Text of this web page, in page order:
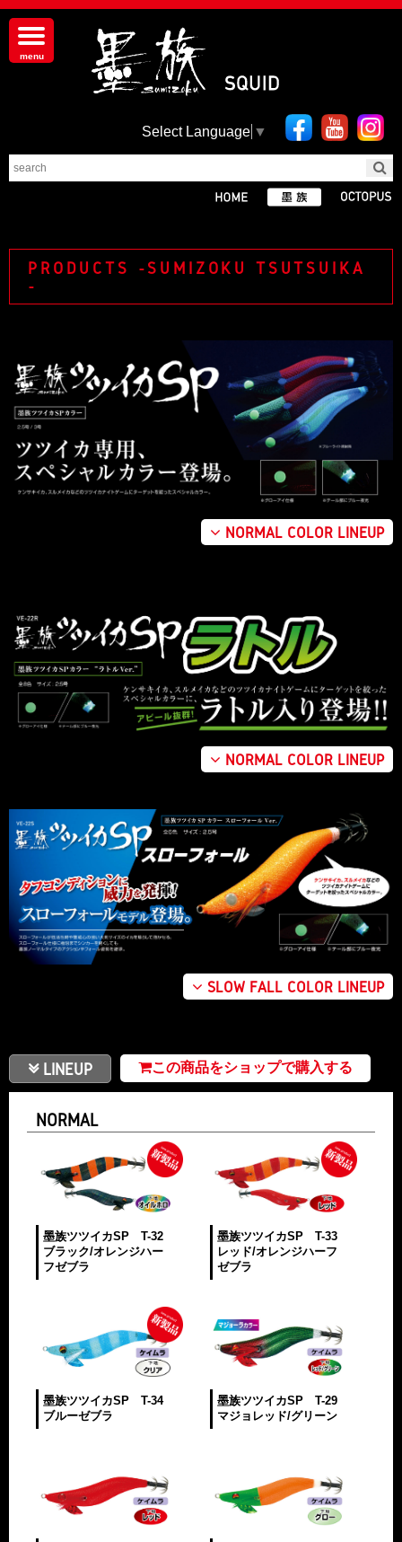
Select Language ▼
PRODUCTS -SUMIZOKU TSUTSUIKA
-
NORMAL COLOR LINEUP
NORMAL COLOR LINEUP
SLOW FALL COLOR LINEUP
LINEUP この商品をショップで購入する
NORMAL
墨族ツツイカSP T-32
ブラック/オレンジハー
フゼブラ
墨族ツツイカSP T-33
レッド/オレンジハーフ
ゼブラ
墨族ツツイカSP T-34
ブルーゼブラ
墨族ツツイカSP T-29
マジョレッド/グリーン